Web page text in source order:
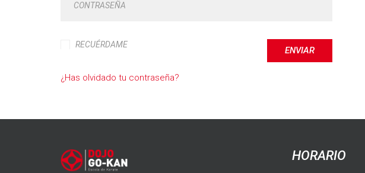
CONTRASEÑA
RECUÉRDAME
ENVIAR
¿Has olvidado tu contraseña?
HORARIO